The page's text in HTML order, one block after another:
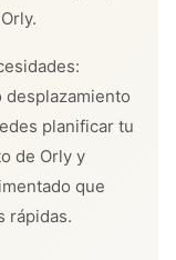
desplazamiento
planificar tu
de Orly y
que
rápidas.